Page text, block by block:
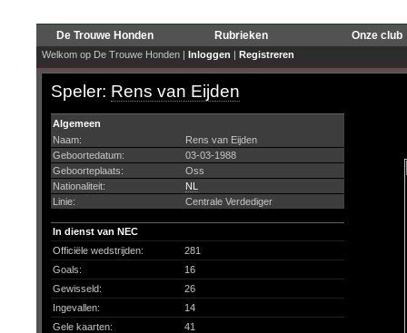
De Trouwe Honden Rubrieken Onze club
Welkom op De Trouwe Honden | Inloggen | Registreren
Speler: Rens van Eijden
Algemeen
Naam:
Rens van Eijden
Geboortedatum:
03-03-1988
Geboorteplaats:
Oss
Nationaliteit:
NL
Linie:
Centrale Verdediger
In dienst van NEC
Officiële wedstrijden:
281
Goals:
16
Gewisseld:
26
Ingevallen:
14
Gele kaarten:
41